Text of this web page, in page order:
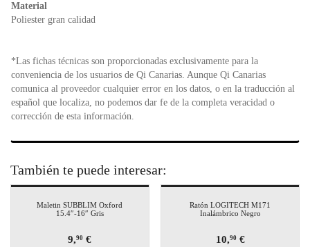
Material
Poliester gran calidad
*Las fichas técnicas son proporcionadas exclusivamente para la
conveniencia de los usuarios de Qi Canarias. Aunque Qi Canarias
comunica al proveedor cualquier error en los datos, o en la traducción al
español que localiza, no podemos dar fe de la completa veracidad o
corrección de esta información.
También te puede interesar:
Maletin SUBBLIM Oxford
15.4″-16″ Gris
9,90 €
Ratón LOGITECH M171
Inalámbrico Negro
10,90€